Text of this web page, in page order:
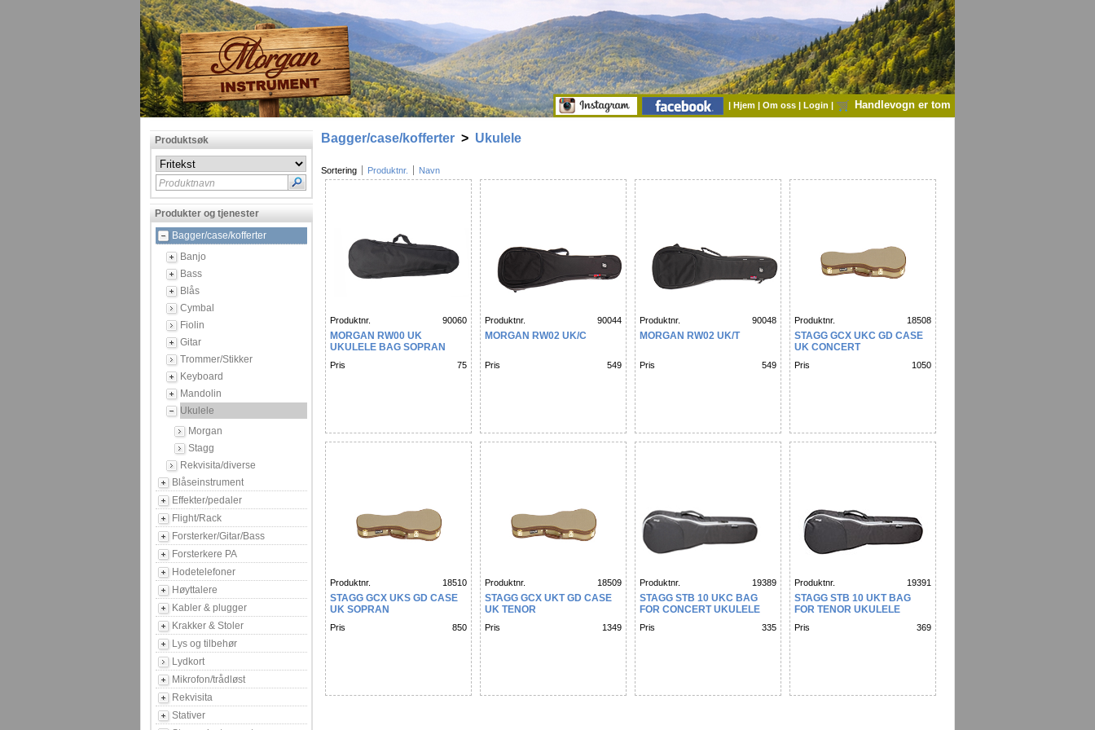
| Hjem | Om oss | Login | Handlevogn er tom
Produktsøk
Produktnavn
Produkter og tjenester
Bagger/case/kofferter
Banjo
Bass
Blås
Cymbal
Fiolin
Gitar
Trommer/Stikker
Keyboard
Mandolin
Ukulele
Morgan
Stagg
Rekvisita/diverse
Blåseinstrument
Effekter/pedaler
Flight/Rack
Forsterker/Gitar/Bass
Forsterkere PA
Hodetelefoner
Høyttalere
Kabler & plugger
Krakker & Stoler
Lys og tilbehør
Lydkort
Mikrofon/trådløst
Rekvisita
Stativer
Bagger/case/kofferter > Ukulele
Sortering Produktnr. Navn
Produktnr. 90060
MORGAN RW00 UK
UKULELE BAG SOPRAN
Pris 75
Produktnr. 90044
MORGAN RW02 UK/C
Pris 549
Produktnr. 90048
MORGAN RW02 UK/T
Pris 549
Produktnr. 18508
STAGG GCX UKC GD CASE
UK CONCERT
Pris 1050
Produktnr. 18510
STAGG GCX UKS GD CASE
UK SOPRAN
Pris 850
Produktnr. 18509
STAGG GCX UKT GD CASE
UK TENOR
Pris 1349
Produktnr. 19389
STAGG STB 10 UKC BAG
FOR CONCERT UKULELE
Pris 335
Produktnr. 19391
STAGG STB 10 UKT BAG
FOR TENOR UKULELE
Pris 369